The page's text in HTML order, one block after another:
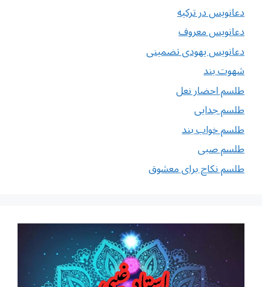
دعانویس در ترکیه
دعانویس معروف
دعانویس یهودی تضمینی
شهوت بند
طلسم احضار نعل
طلسم جدایی
طلسم خواب بند
طلسم صبی
طلسم نکاح برای معشوق